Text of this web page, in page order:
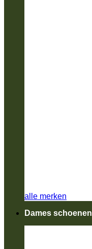
alle merken
Dames schoenen